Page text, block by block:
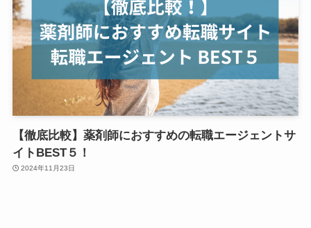
【徹底比較】薬剤師におすすめの転職エージェントサ
イトBEST５！
2024年11月23日